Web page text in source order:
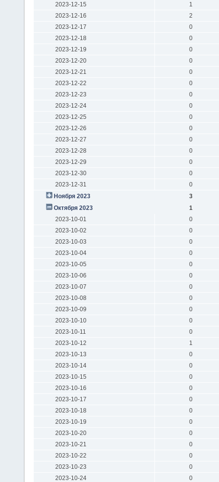
2023-12-15
1
2023-12-16
2
2023-12-17
0
2023-12-18
0
2023-12-19
0
2023-12-20
0
2023-12-21
0
2023-12-22
0
2023-12-23
0
2023-12-24
0
2023-12-25
0
2023-12-26
0
2023-12-27
0
2023-12-28
0
2023-12-29
0
2023-12-30
0
2023-12-31
0
Ноября 2023
3
Октября 2023
1
2023-10-01
0
2023-10-02
0
2023-10-03
0
2023-10-04
0
2023-10-05
0
2023-10-06
0
2023-10-07
0
2023-10-08
0
2023-10-09
0
2023-10-10
0
2023-10-11
0
2023-10-12
1
2023-10-13
0
2023-10-14
0
2023-10-15
0
2023-10-16
0
2023-10-17
0
2023-10-18
0
2023-10-19
0
2023-10-20
0
2023-10-21
0
2023-10-22
0
2023-10-23
0
2023-10-24
0